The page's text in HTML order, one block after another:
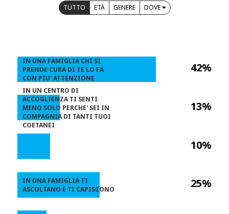
TUTTO ETÀ GENERE DOVE
42%
13%
10%
25%
IN UNA FAMIGLIA CHI SI
PRENDE CURA DI TE LO FA
CON PIU' ATTENZIONE
IN UN CENTRO DI
ACCOGLIENZA TI SENTI
MENO SOLO PERCHE' SEI IN
COMPAGNIA DI TANTI TUOI
COETANEI
IN UNA FAMIGLIA TI
ASCOLTANO E TI CAPISCONO